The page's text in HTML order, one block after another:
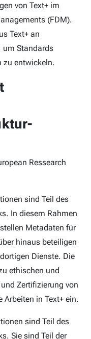
von Text+ im
(FDM).
Text+ an
um Standards
zu entwickeln.
Ressearch
sind Teil des
In diesem Rahmen
Metadaten für
hinaus beteiligen
Dienste. Die
ethischen und
Zertifizierung von
Arbeiten in Text+ ein.
sind Teil des
Sie sind Teil der